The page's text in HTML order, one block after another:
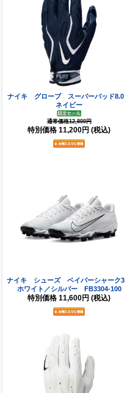
ナイキ グローブ スーパーバッド8.0
ネイビー
通常価格12,800円
特別価格 11,200円 (税込)
ナイキ シューズ ベイパーシャーク
ホワイト／シルバー FB3304-100
特別価格 11,600円 (税込)